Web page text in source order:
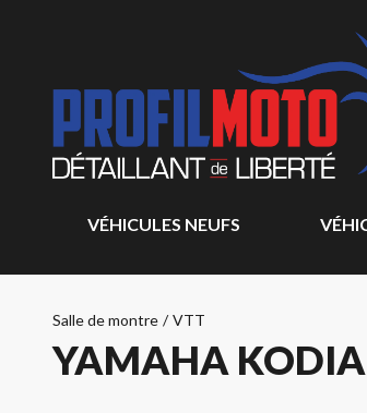
VÉHICULES NEUFS
Salle de montre / VTT
YAMAHA